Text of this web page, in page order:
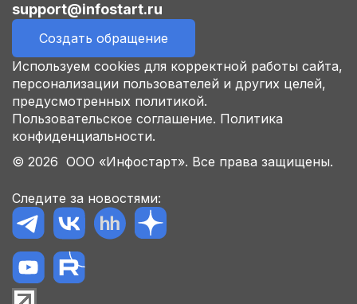
support@infostart.ru
Создать обращение
Используем cookies для корректной работы сайта,
персонализации пользователей и других целей,
предусмотренных политикой.
Пользовательское соглашение. Политика
конфиденциальности.
© 2026 ООО «Инфостарт». Все права защищены.
Следите за новостями: